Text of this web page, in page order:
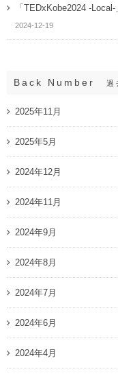
「TEDxKobe2024 -
2024-12-19
Back Number 過
2025年11月
2025年5月
2024年12月
2024年11月
2024年9月
2024年8月
2024年7月
2024年6月
2024年4月